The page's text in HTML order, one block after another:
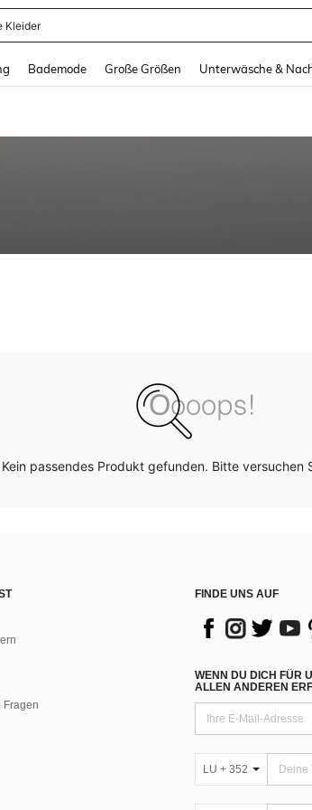
Kleider
Bademode Große Größen Unterwäsche &
Kein passendes Produkt gefunden. Bitte versuchen
Fragen
FINDE UNS AUF
WENN DU DICH FÜR
ALLEN ANDEREN
LU + 352